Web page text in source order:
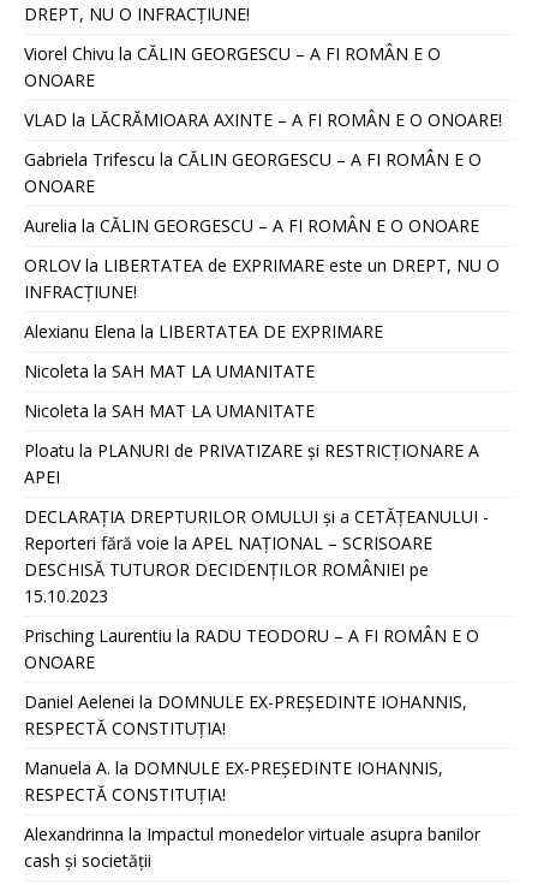
DREPT, NU O INFRACȚIUNE!
Viorel Chivu la CĂLIN GEORGESCU – A FI ROMÂN E O
ONOARE
VLAD la LĂCRĂMIOARA AXINTE – A FI ROMÂN E O ONOARE!
Gabriela Trifescu la CĂLIN GEORGESCU – A FI ROMÂN E O
ONOARE
Aurelia la CĂLIN GEORGESCU – A FI ROMÂN E O ONOARE
ORLOVla LIBERTATEA de EXPRIMARE este un DREPT, NU O
INFRACȚIUNE!
Alexianu Elena la LIBERTATEA DE EXPRIMARE
Nicoleta la SAH MAT LA UMANITATE
Nicoleta la SAH MAT LA UMANITATE
Ploatu la PLANURI de PRIVATIZARE și RESTRICȚIONARE A
APEI
DECLARAȚIA DREPTURILOR OMULUI și a CETĂȚEANULUI -
Reporteri fără voie la APEL NAȚIONAL – SCRISOARE
DESCHISĂ TUTUROR DECIDENȚILOR ROMÂNIEI pe
15.10.2023
Prisching Laurentiu la RADU TEODORU – A FI ROMÂN E O
ONOARE
Daniel Aelenei la DOMNULE EX-PREȘEDINTE IOHANNIS,
RESPECTĂ CONSTITUȚIA!
Manuela A. la DOMNULE EX-PREȘEDINTE IOHANNIS,
RESPECTĂ CONSTITUȚIA!
Alexandrinna la Impactul monedelor virtuale asupra banilor
cash și societății